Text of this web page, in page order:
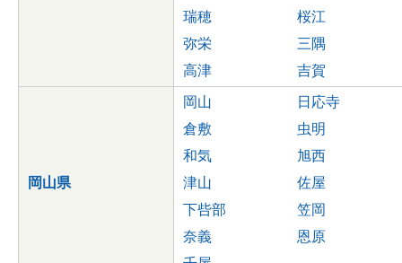
瑞穂
桜江
弥栄
三隅
高津
吉賀
岡山県
岡山
日応寺
倉敷
虫明
和気
旭西
津山
佐屋
下呰部
笠岡
奈義
恩原